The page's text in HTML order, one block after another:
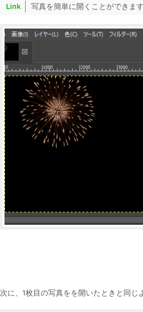
写真を簡単に開くことができます
次に、1枚目の写真をを開いたときと同じ